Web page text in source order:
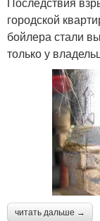
городской
бойлера стали
только у
читать дальше →